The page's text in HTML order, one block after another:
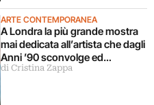
ARTE CONTEMPORANEA
A Londra la più grande mostra
mai dedicata all’artista che dagli
Anni ’90 sconvolge ed
emoziona con la sua creatività
di Cristina Zappa